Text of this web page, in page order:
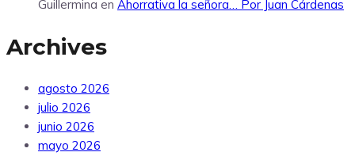
Guillermina en Ahorrativa la señora… Por Juan Cárdenas
Archives
agosto 2026
julio 2026
junio 2026
mayo 2026